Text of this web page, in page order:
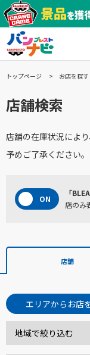
トップページ お店を探す
店舗検索
店舗の在庫状況によ
予めご了承ください。
「
店のみ
店舗
エリアからお店